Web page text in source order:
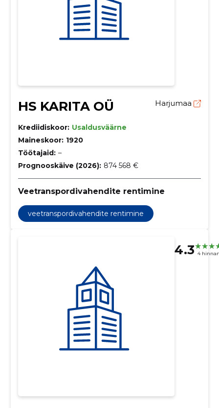
HS KARITA OÜ Harjumaa
Krediidiskoor: Usaldusväärne
Maineskoor: 1920
Töötajaid: –
Prognooskäive (2026): 874 568 €
Veetranspordivahendite rentimine
veetranspordivahendite rentimine
4.3 4